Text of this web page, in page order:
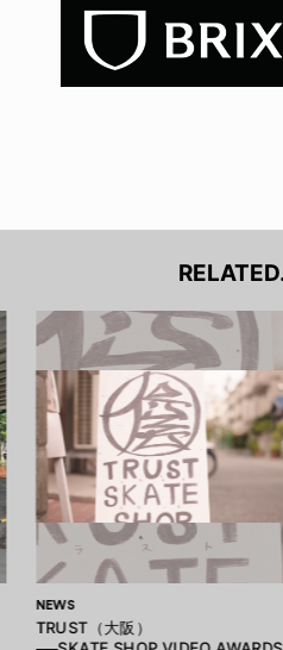
NEWS
TRUST（大阪）